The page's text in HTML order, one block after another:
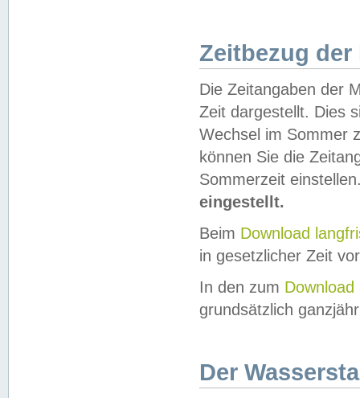
Zeitbezug der
Die Zeitangaben der
Zeit dargestellt. Dies
Wechsel im Sommer
können Sie die
Sommerzeit
eingestellt.
Beim Download
in gesetzlicher Zeit
In den zum Download
grundsätzlich
Der